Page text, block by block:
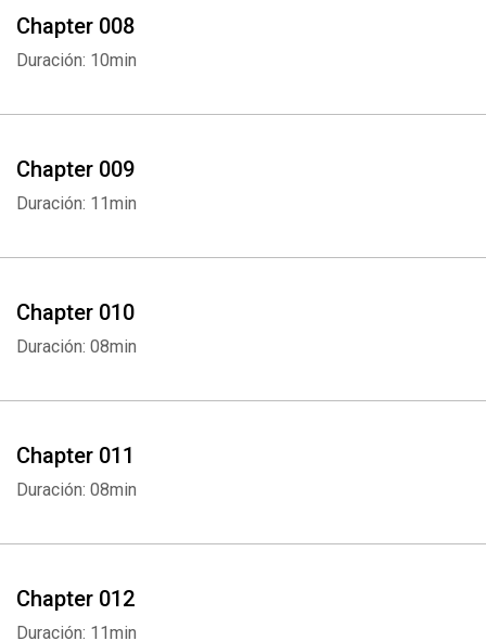
Chapter 008
Duración: 10min
Chapter 009
Duración: 11min
Chapter 010
Duración: 08min
Chapter 011
Duración: 08min
Chapter 012
Duración: 11min